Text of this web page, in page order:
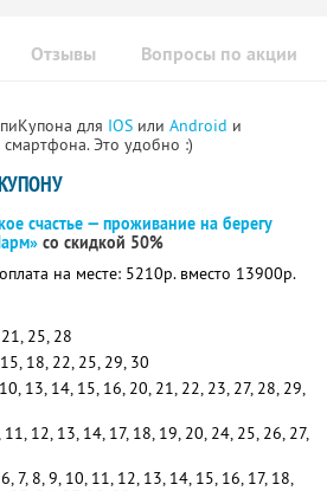
Отзывы Вопросы по акции
для IOS или Android и
Это удобно :)
счастье — проживание на берегу
со скидкой 50%
на месте: 5210р. вместо 13900р.
25, 28
18, 22, 25, 29, 30
13, 14, 15, 16, 20, 21, 22, 23, 27, 28, 29,
12, 13, 14, 17, 18, 19, 20, 24, 25, 26, 27,
7, 8, 9, 10, 11, 12, 13, 14, 15, 16, 17, 18,